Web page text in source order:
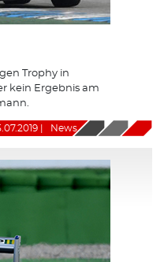
Trophy in
kein Ergebnis am
News